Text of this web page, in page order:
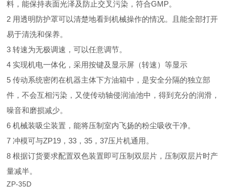
料，能保持表面光泽及防止交叉污染，符合GMP。
2 用透明防护罩可以清楚地看到机械操作的情况。且能全部打开
易于清洗和保养。
3转速为无极调速，可以任意调节。
4 实现机电一体化，采用按键及显示屏（转速）等显示
5传动系统密闭在机器主体下方油箱中，是安全分隔的独立部
件，不会互相污染，又使传动轴侵润油池中，得到充分的润滑，
噪音和磨损减少。
6机械装吸尘装置，能将压制室内飞扬的粉尘吸收干净。
7冲模可与ZP19 ，33 ，35 ，37压片机通用。
8根据订货要求配置双色装置即可压制双层片，压制双层片时产
量减半。
ZP-35D